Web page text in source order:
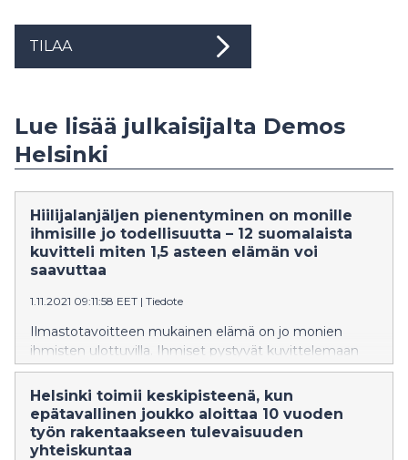
TILAA
Lue lisää julkaisijalta Demos
Helsinki
Hiilijalanjäljen pienentyminen on monille
ihmisille jo todellisuutta – 12 suomalaista
kuvitteli miten 1,5 asteen elämän voi
saavuttaa
1.11.2021 09:11:58 EET | Tiedote
Ilmastotavoitteen mukainen elämä on jo monien
ihmisten ulottuvilla. Ihmiset pystyvät kuvittelemaan
tekevänsä tekoja, joilla hiilijalanjäljet pienenevät
kestävälle tasolle. Valinnat eivät kuitenkaan ole
pelkästään helppoja tai kaikille mahdollisia. Ihmisten
toimien lisäksi tarvitaan kestävien vaihtoehtojen
tarjonnan lisääntymistä ajavaa ohjausta, jotta 1,5 asteen
Helsinki toimii keskipisteenä, kun
epätavallinen joukko aloittaa 10 vuoden
työn rakentaakseen tulevaisuuden
yhteiskuntaa